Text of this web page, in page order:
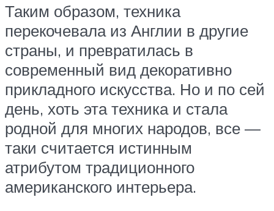
Таким образом, техника
перекочевала из Англии в другие
страны, и превратилась в
современный вид декоративно
прикладного искусства. Но и по сей
день, хоть эта техника и стала
родной для многих народов, все —
таки считается истинным
атрибутом традиционного
американского интерьера.